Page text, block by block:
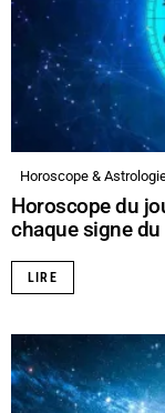
Horoscope &
Horoscope du
chaque signe
LIRE